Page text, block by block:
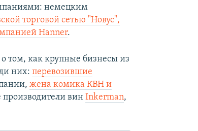
немецким
торговой сетью "Новус",
Hanner.
о том, как крупные бизнесы из
них: перевозившие
жена комика КВН и
вин Inkerman,